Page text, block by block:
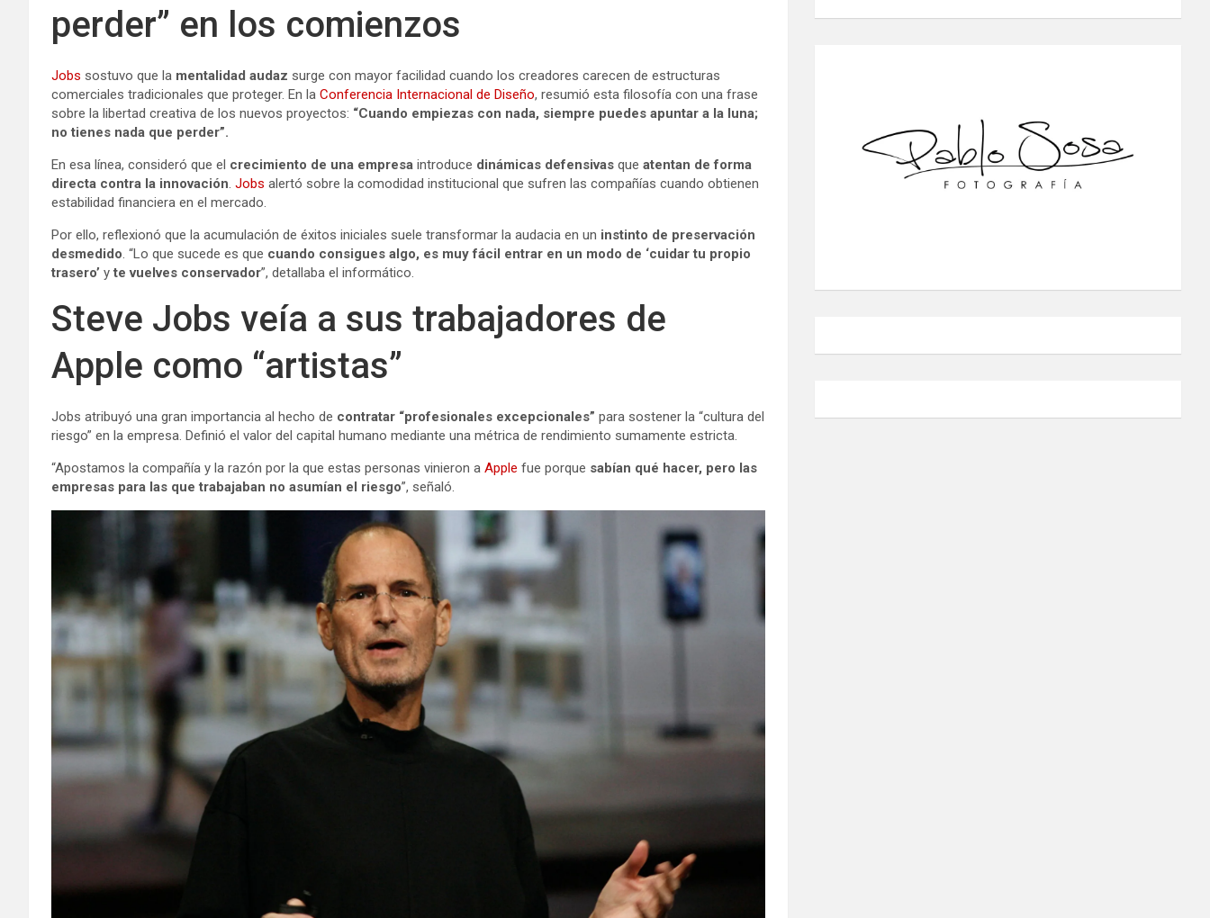
perder” en los comienzos
Jobs sostuvo que la mentalidad audaz surge con mayor facilidad cuando los creadores carecen de estructuras
comerciales tradicionales que proteger. En la Conferencia Internacional de Diseño, resumió esta filosofía con una frase
sobre la libertad creativa de los nuevos proyectos: “Cuando empiezas con nada, siempre puedes apuntar a la luna;
no tienes nada que perder”.
En esa línea, consideró que el crecimiento de una empresa introduce dinámicas defensivas que atentan de forma
directa contra la innovación. Jobs alertó sobre la comodidad institucional que sufren las compañías cuando obtienen
estabilidad financiera en el mercado.
Por ello, reflexionó que la acumulación de éxitos iniciales suele transformar la audacia en un instinto de preservación
desmedido. “Lo que sucede es que cuando consigues algo, es muy fácil entrar en un modo de ‘cuidar tu propio
trasero’ yte vuelves conservador”, detallaba el informático.
Steve Jobs veía a sus trabajadores de
Apple como “artistas”
Jobs atribuyó una gran importancia al hecho de contratar “profesionales excepcionales” para sostener la “cultura del
riesgo” en la empresa. Definió el valor del capital humano mediante una métrica de rendimiento sumamente estricta.
“Apostamos la compañía y la razón por la que estas personas vinieron a Apple fue porque sabían qué hacer, pero las
empresas para las que trabajaban no asumían el riesgo”, señaló.